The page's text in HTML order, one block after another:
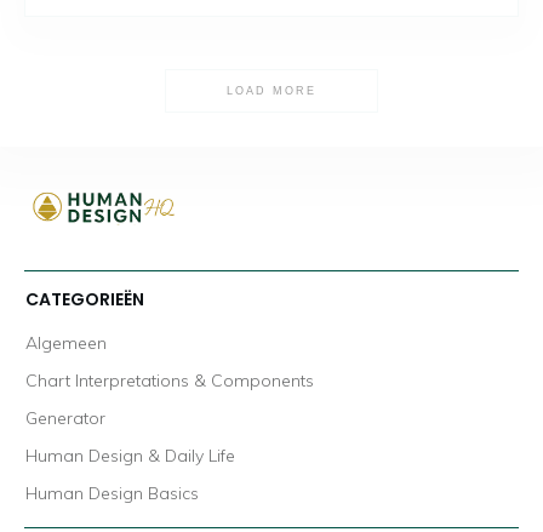
LOAD MORE
CATEGORIEËN
Algemeen
Chart Interpretations & Components
Generator
Human Design & Daily Life
Human Design Basics